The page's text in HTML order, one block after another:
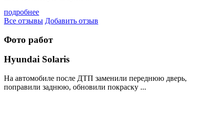
подробнее
Все отзывы Добавить отзыв
Фото работ
Hyundai Solaris
На автомобиле после ДТП заменили переднюю дверь,
поправили заднюю, обновили покраску ...